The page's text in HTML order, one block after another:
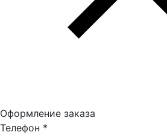
Оформление заказа
Телефон *